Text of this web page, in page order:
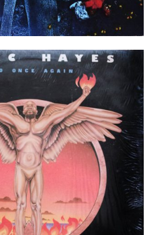
– And Once Again LP
Détails